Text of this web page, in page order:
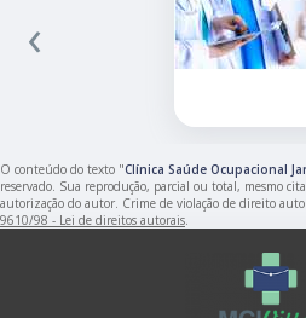
‹
O conteúdo do texto "Clínica Saúde Ocupacional
reservado. Sua reprodução, parcial ou total, mesmo
autorização do autor. Crime de violação de direito
9610/98 - Lei de direitos autorais.